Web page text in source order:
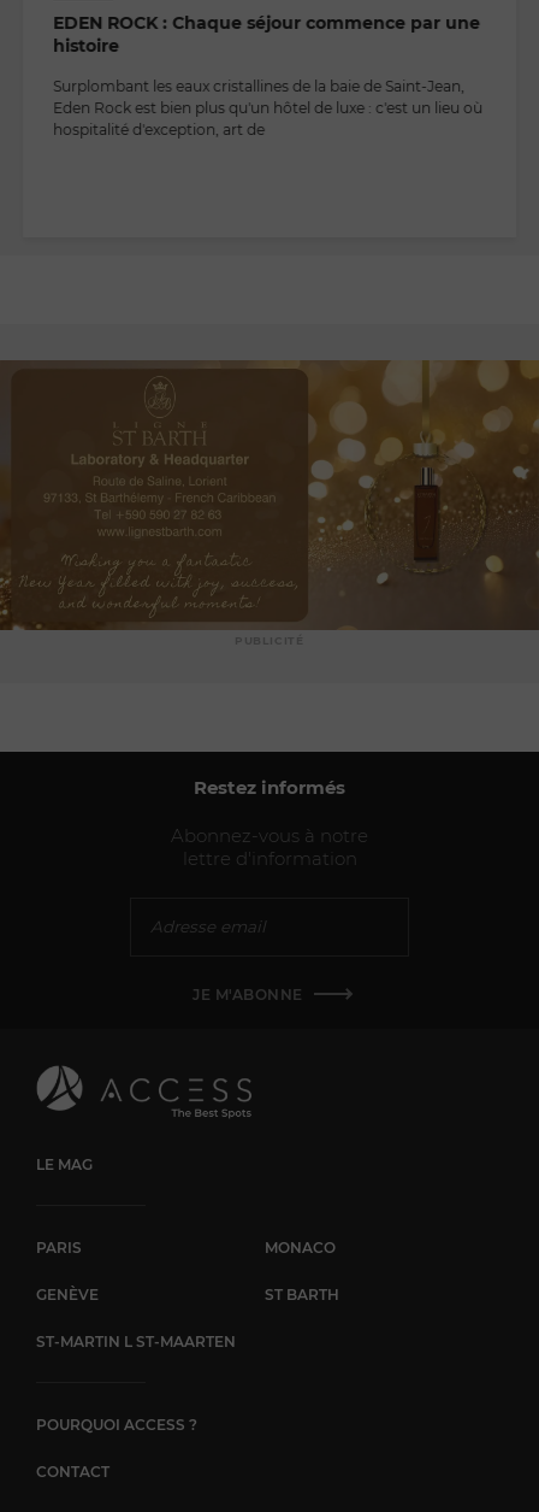
EDEN ROCK : Chaque séjour commence par une
histoire
Surplombant les eaux cristallines de la baie de Saint-Jean,
Eden Rock est bien plus qu'un hôtel de luxe : c'est un lieu où
hospitalité d'exception, art de
Restez informés
Abonnez-vous à notre
lettre d'information
JE M'ABONNE
LE MAG
PARIS MONACO
GENÈVE ST BARTH
ST-MARTIN L ST-MAARTEN
POURQUOI ACCESS ?
CONTACT